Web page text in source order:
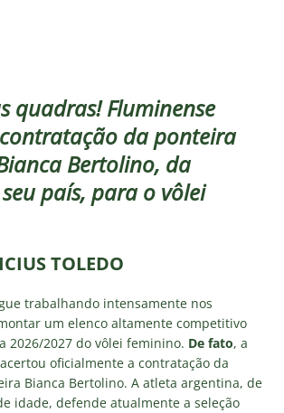
quadras! Fluminense
da ponteira
Bertolino, da
país, para o vôlei
TOLEDO
trabalhando intensamente nos
um elenco altamente competitivo
2026/2027 do vôlei feminino. De fato, a
oficialmente a contratação da
Bianca Bertolino. A atleta argentina, de
idade, defende atualmente a seleção